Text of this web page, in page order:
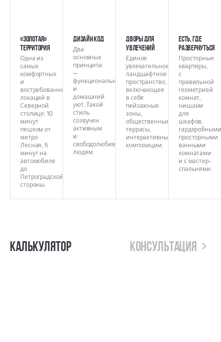
«Золотая»
территория
Одна из
самых
комфортных
и
востребованных
локаций в
Северной
столице: 10
минут
пешком от
метро
Лесная, 5
минут на
автомобиле
до
Петроградской
стороны.
Дизайн код
Два
основных
принципа
—
функциональность
и
домашний
уют. Такой
стиль
созвучен
активным
и
свободолюбивым
людям.
Дворы для
увлечений
Единое
увлекательное
ландшафтное
пространство,
включающее
в себя
пейзажные
зоны,
общественные
террасы,
интерактивные
композиции.
Есть, где
развернуться
Просторные
квартиры,
с
правильной
геометрией
комнат,
нишами
для
шкафов,
просторными
ванными
комнатами
и с мастер-
спальнями.
Калькулятор Консультация